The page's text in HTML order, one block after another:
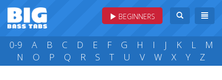
BEGINNERS
0-9 A B C D E F G H I J K L
M
N
O P Q R S T U V W X Y Z